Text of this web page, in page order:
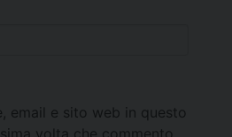
email e sito web in questo